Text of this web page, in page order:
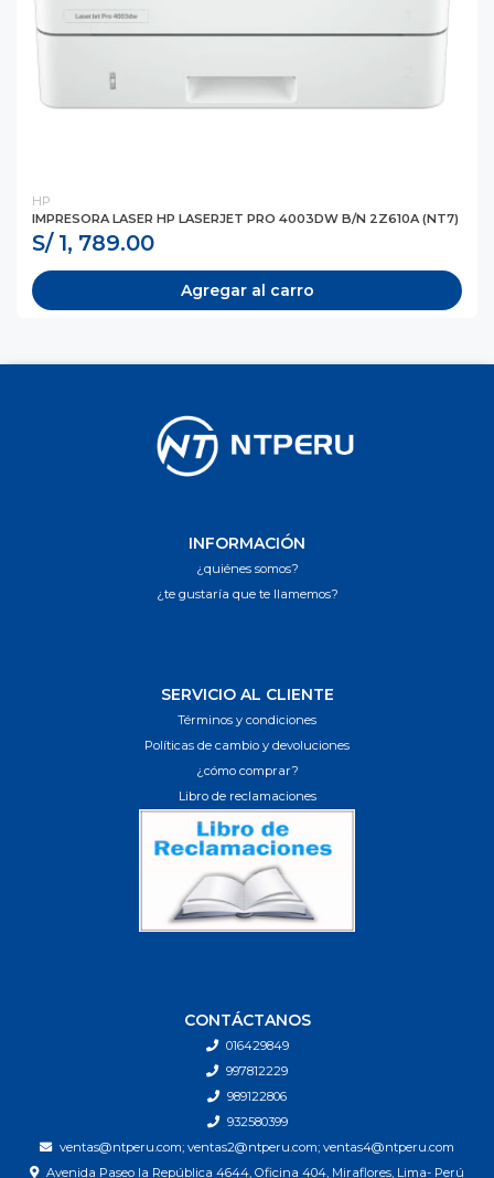
HP
IMPRESORA LASER HP LASERJET PRO 4003DW B/N 2Z610A (NT7)
S/ 1, 789.00
Agregar al carro
INFORMACIÓN
¿quiénes somos?
¿te gustaría que te llamemos?
SERVICIO AL CLIENTE
Términos y condiciones
Políticas de cambio y devoluciones
¿cómo comprar?
Libro de reclamaciones
CONTÁCTANOS
016429849
997812229
989122806
932580399
ventas@ntperu.com; ventas2@ntperu.com; ventas4@ntperu.com
Avenida Paseo la República 4644, Oficina 404, Miraflores, Lima- Perú